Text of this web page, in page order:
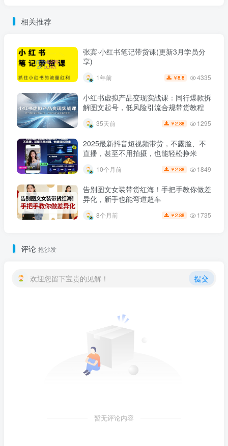
相关推荐
张宾·小红书笔记带货课(更新3月学员分
享)
1年前 ￥8.8 4335
小红书虚拟产品变现实战课：同行爆款拆
解图文起号，低风险引流合规带货教程
35天前 ￥2.88 1295
2025最新抖音短视频带货，不露脸、不
直播，甚至不用拍摄，也能轻松挣米
10个月前 ￥2.88 1849
告别图文女装带货红海！手把手教你做差
异化，新手也能弯道超车
8个月前 ￥2.88 1735
评论 抢沙发
欢迎您留下宝贵的见解！ 提交
暂无评论内容